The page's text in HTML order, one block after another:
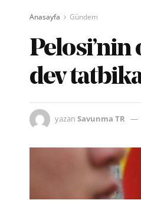
Anasayfa Gündem
Pelosi’nin
dev
yazan Savunma TR